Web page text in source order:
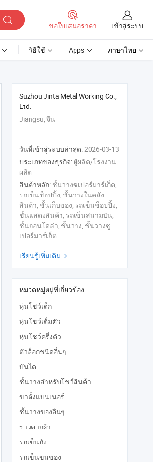
ขอใบเสนอราคา เข้าสู่ระบบ
วิธีใช้ Apps ภาษาไทย
Suzhou Jinta Metal Working Co.,
Ltd.
Jiangsu, จีน
วันที่เข้าสู่ระบบล่าสุด:2026-03-13
ประเภทของธุรกิจ: ผู้ผลิต/โรงงาน
ผลิต
สินค้าหลัก: ชั้นวางซูเปอร์มาร์เก็ต,
รถเข็นช็อปปิ้ง, ชั้นวางในคลัง
สินค้า, ชั้นเก็บของ, รถเข็นช็อปปิ้ง,
ชั้นแสดงสินค้า, รถเข็นสนามบิน,
ชั้นกอนโดล่า, ชั้นวาง, ชั้นวางซู
เปอร์มาร์เก็ต
เรียนรู้เพิ่มเติม 
หมวดหมู่หมู่ที่เกี่ยวข้อง
หุ่นโชว์เด็ก
หุ่นโชว์เต็มตัว
หุ่นโชว์ครึ่งตัว
ตัวล็อกชนิดอื่นๆ
บันได
ชั้นวางสำหรับโชว์สินค้า
ขาตั้งแบนเนอร์
ชั้นวางของอื่นๆ
ราวตากผ้า
รถเข็นถัง
รถเข็นขนของ